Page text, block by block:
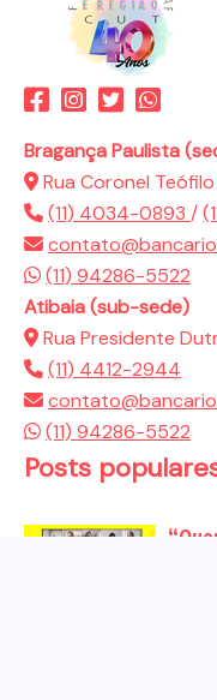
Bragança Paulista
Rua Coronel
(11) 4034-0893 /
(11) 94286-5522
Atibaia (sub-sede)
Rua Presidente
(11) 4412-2944
(11) 94286-5522
Posts